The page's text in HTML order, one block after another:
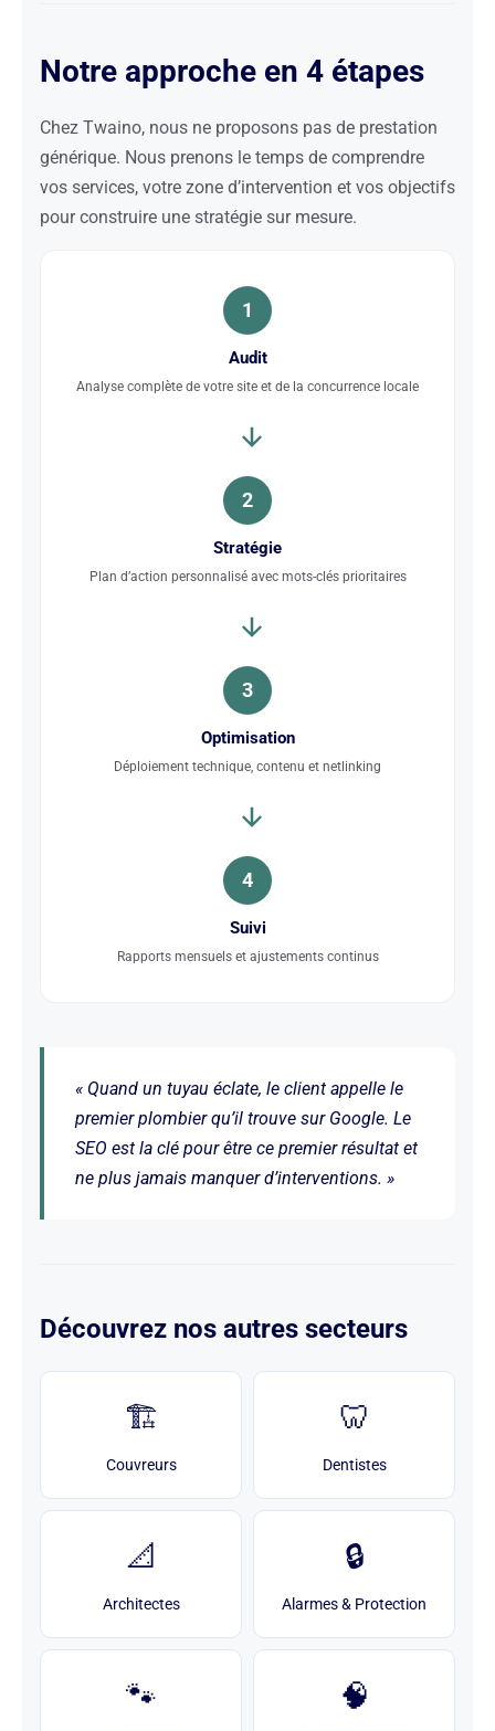
Notre approche en 4 étapes
Chez Twaino, nous ne proposons pas de prestation
générique. Nous prenons le temps de comprendre
vos services, votre zone d’intervention et vos objectifs
pour construire une stratégie sur mesure.
1
Audit
Analyse complète de votre site et de la concurrence locale
2
Stratégie
Plan d’action personnalisé avec mots-clés prioritaires
3
Optimisation
Déploiement technique, contenu et netlinking
4
Suivi
Rapports mensuels et ajustements continus
« Quand un tuyau éclate, le client appelle le
premier plombier qu’il trouve sur Google. Le
SEO est la clé pour être ce premier résultat et
ne plus jamais manquer d’interventions. »
Découvrez nos autres secteurs
🏗️
Couvreurs
🦷
Dentistes
📐
Architectes
🔒
Alarmes & Protection
🐾 🧠